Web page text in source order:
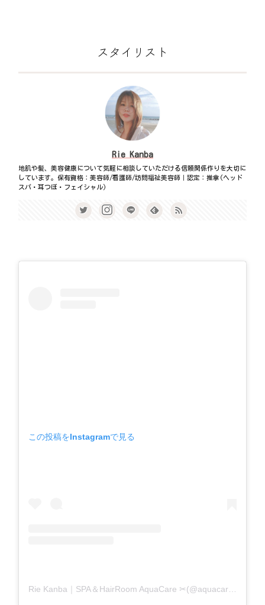
スタイリスト
Rie Kanba
地肌や髪、美容健康について気軽に相談していただける信頼関係作りを大切に
しています。保有資格：美容師/看護師/訪問福祉美容師｜認定：推拿(ヘッド
スパ・耳つぼ・フェイシャル)
この投稿をInstagramで見る